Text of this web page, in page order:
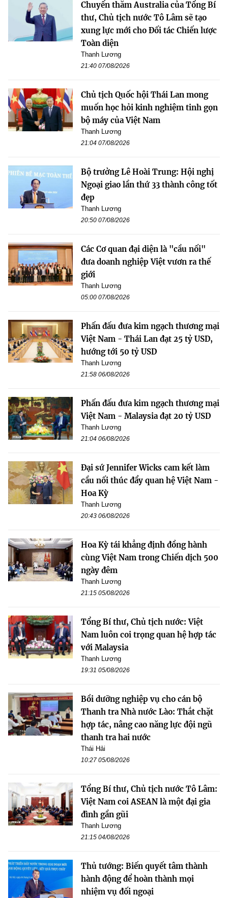
Chuyến thăm Australia của Tổng Bí
thư, Chủ tịch nước Tô Lâm sẽ tạo
xung lực mới cho Đối tác Chiến lược
Toàn diện
Thanh Lương
21:40 07/08/2026
Chủ tịch Quốc hội Thái Lan mong
muốn học hỏi kinh nghiệm tinh gọn
bộ máy của Việt Nam
Thanh Lương
21:04 07/08/2026
Bộ trưởng Lê Hoài Trung: Hội nghị
Ngoại giao lần thứ 33 thành công tốt
đẹp
Thanh Lương
20:50 07/08/2026
Các Cơ quan đại diện là "cầu nối"
đưa doanh nghiệp Việt vươn ra thế
giới
Thanh Lương
05:00 07/08/2026
Phấn đấu đưa kim ngạch thương mại
Việt Nam - Thái Lan đạt 25 tỷ USD,
hướng tới 50 tỷ USD
Thanh Lương
21:58 06/08/2026
Phấn đấu đưa kim ngạch thương mại
Việt Nam - Malaysia đạt 20 tỷ USD
Thanh Lương
21:04 06/08/2026
Đại sứ Jennifer Wicks cam kết làm
cầu nối thúc đẩy quan hệ Việt Nam -
Hoa Kỳ
Thanh Lương
20:43 06/08/2026
Hoa Kỳ tái khẳng định đồng hành
cùng Việt Nam trong Chiến dịch 500
ngày đêm
Thanh Lương
21:15 05/08/2026
Tổng Bí thư, Chủ tịch nước: Việt
Nam luôn coi trọng quan hệ hợp tác
với Malaysia
Thanh Lương
19:31 05/08/2026
Bồi dưỡng nghiệp vụ cho cán bộ
Thanh tra Nhà nước Lào: Thắt chặt
hợp tác, nâng cao năng lực đội ngũ
thanh tra hai nước
Thái Hải
10:27 05/08/2026
Tổng Bí thư, Chủ tịch nước Tô Lâm:
Việt Nam coi ASEAN là một đại gia
đình gần gũi
Thanh Lương
21:15 04/08/2026
Thủ tướng: Biến quyết tâm thành
hành động để hoàn thành mọi
nhiệm vụ đối ngoại